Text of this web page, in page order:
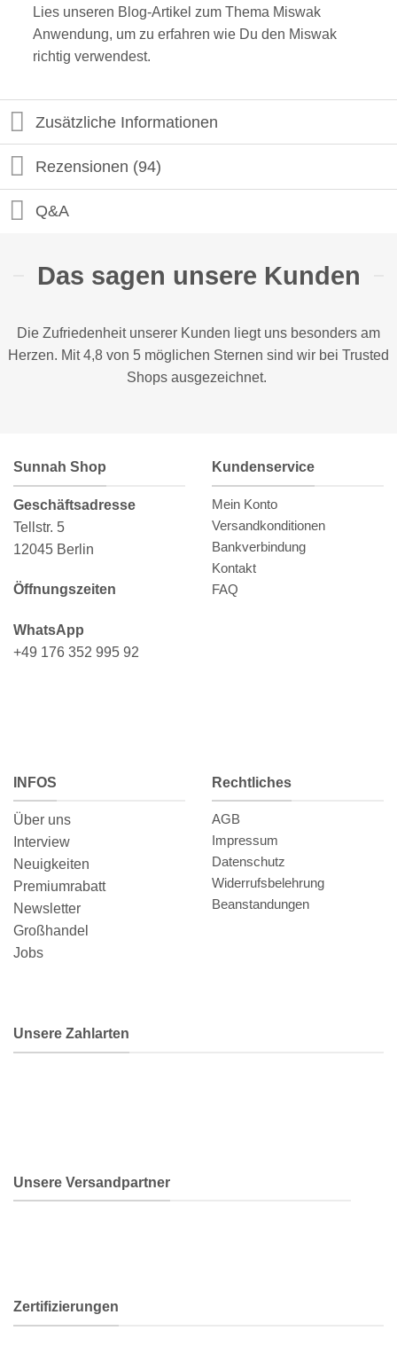
Lies unseren Blog-Artikel zum Thema Miswak
Anwendung, um zu erfahren wie Du den Miswak
richtig verwendest.
Zusätzliche Informationen
Rezensionen (94)
Q&A
Das sagen unsere Kunden
Die Zufriedenheit unserer Kunden liegt uns besonders am
Herzen. Mit 4,8 von 5 möglichen Sternen sind wir bei Trusted
Shops ausgezeichnet.
Sunnah Shop
Geschäftsadresse
Tellstr. 5
12045 Berlin
Öffnungszeiten
WhatsApp
+49 176 352 995 92
Kundenservice
Mein Konto
Versandkonditionen
Bankverbindung
Kontakt
FAQ
INFOS
Über uns
Interview
Neuigkeiten
Premiumrabatt
Newsletter
Großhandel
Jobs
Rechtliches
AGB
Impressum
Datenschutz
Widerrufsbelehrung
Beanstandungen
Unsere Zahlarten
Unsere Versandpartner
Zertifizierungen